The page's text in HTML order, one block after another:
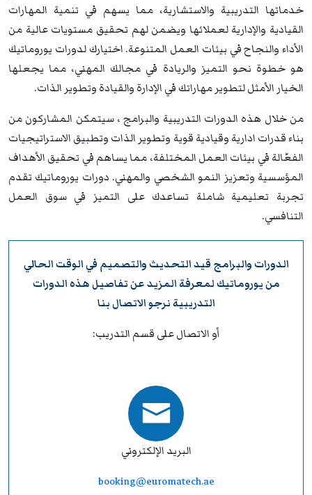
خدماتها التدريبية والاستشارية، مما يسهم في تنمية المهارات
القيادية والإدارية لعملائها ويضمن لهم تحقيق مستويات عالية من
الأداء والنجاح في بيئات العمل المتنوعة. اختيارك لدورات يوروماتيك
هو خطوة نحو التميز والريادة في مجالك المهني، مما يجعلها
الخيار الأمثل لتطوير مهاراتك في الإدارة والقيادة وتطوير الذات.
من خلال هذه الدورات التدريبية والبرامج ، سيتمكن المشاركون من
بناء قدرات ادارية وقيادية قوية وتطوير الذات وتطبيق الاستراتيجيات
الفعّالة في بيئات العمل المختلفة، مما يساهم في تحقيق الأهداف
المؤسسية وتعزيز النمو الشخصي والمهني. دورات يوروماتيك تقدم
تجربة تعليمية شاملة تساعدك على التميز في سوق العمل
التنافسي.
الدورات والبرامج قيد التحديث والتصميم في الوقت الحالي
منيوروماتيكلمعرفة المزيد عن تفاصيل هذه الدورات
التدريبية نرجوالاتصال بنا
أو الاتصال على قسم التدريب:
البريد الإلكتروني
booking@euromatech.ae